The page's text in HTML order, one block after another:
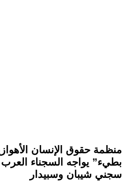
منظمة حقوق الإنسان
بطيء” يواجه السجناء العرب
سجني شيبان وسبيدار